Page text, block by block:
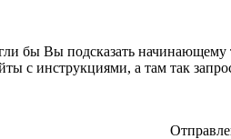
бы Вы подсказать начинающему
с инструкциями, а там так